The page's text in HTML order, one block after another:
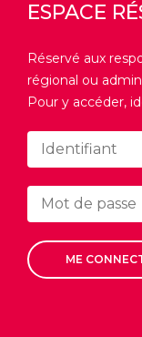
ESPACE
Réservé aux
régional ou
Pour y accéder,
ME